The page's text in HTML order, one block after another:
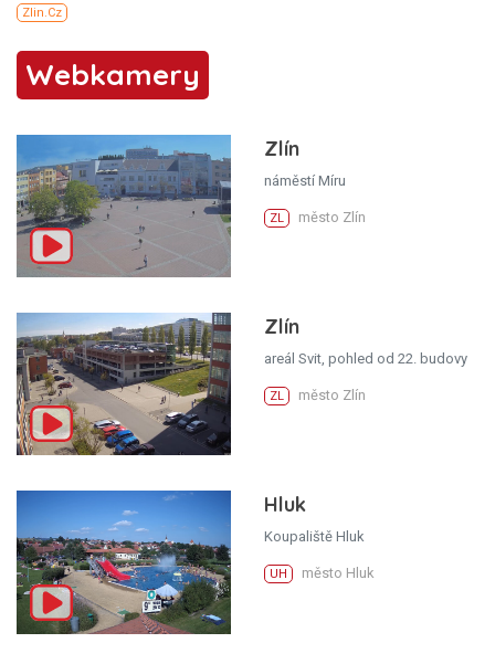
Webkamery
Zlín
náměstí Míru
ZL město Zlín
Zlín
areál Svit, pohled od 22. budovy
ZL město Zlín
Hluk
Koupaliště Hluk
UH město Hluk